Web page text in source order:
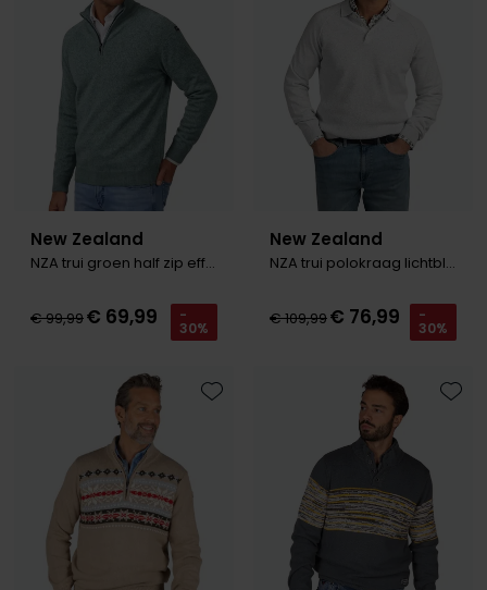
New Zealand
NZA trui groen half zip effen
€ 99,99€ 69,99 -
30%
New Zealand
NZA trui polokraag lichtblauw
€ 109,99€ 76,99 -
30%
Toevoegen aan favorieten